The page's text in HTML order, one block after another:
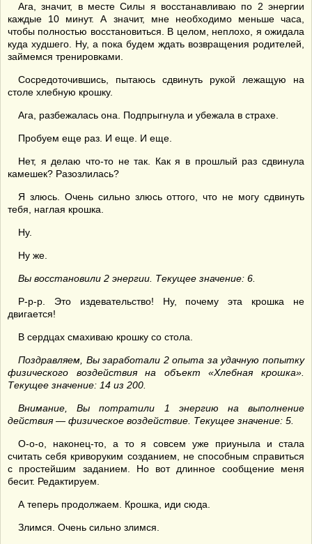
Ага, значит, в месте Силы я восстанавливаю по 2 энергии
каждые 10 минут. А значит, мне необходимо меньше часа,
чтобы полностью восстановиться. В целом, неплохо, я ожидала
куда худшего. Ну, а пока будем ждать возвращения родителей,
займемся тренировками.
Сосредоточившись, пытаюсь сдвинуть рукой лежащую на
столе хлебную крошку.
Ага, разбежалась она. Подпрыгнула и убежала в страхе.
Пробуем еще раз. И еще. И еще.
Нет, я делаю что-то не так. Как я в прошлый раз сдвинула
камешек? Разозлилась?
Я злюсь. Очень сильно злюсь оттого, что не могу сдвинуть
тебя, наглая крошка.
Ну.
Ну же.
Вы восстановили 2 энергии. Текущее значение: 6.
Р-р-р. Это издевательство! Ну, почему эта крошка не
двигается!
В сердцах смахиваю крошку со стола.
Поздравляем, Вы заработали 2 опыта за удачную попытку
физического воздействия на объект «Хлебная крошка».
Текущее значение: 14 из 200.
Внимание, Вы потратили 1 энергию на выполнение
действия — физическое воздействие. Текущее значение: 5.
О-о-о, наконец-то, а то я совсем уже приуныла и стала
считать себя криворуким созданием, не способным справиться
с простейшим заданием. Но вот длинное сообщение меня
бесит. Редактируем.
А теперь продолжаем. Крошка, иди сюда.
Злимся. Очень сильно злимся.